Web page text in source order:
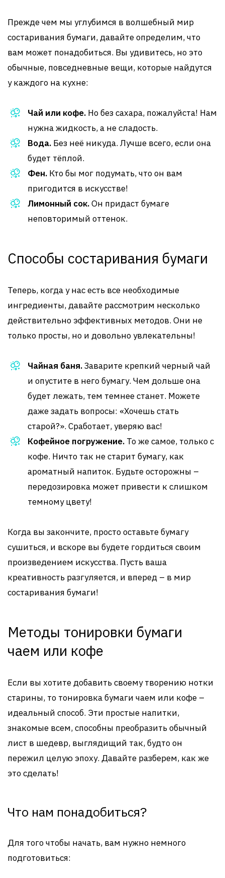
Прежде чем мы углубимся в волшебный мир
состаривания бумаги, давайте определим, что
вам может понадобиться. Вы удивитесь, но это
обычные, повседневные вещи, которые найдутся
у каждого на кухне:
Чай или кофе. Но без сахара, пожалуйста! Нам
нужна жидкость, а не сладость.
Вода. Без неё никуда. Лучше всего, если она
будет тёплой.
Фен. Кто бы мог подумать, что он вам
пригодится в искусстве!
Лимонный сок.Он придаст бумаге
неповторимый оттенок.
Способы состаривания бумаги
Теперь, когда у нас есть все необходимые
ингредиенты, давайте рассмотрим несколько
действительно эффективных методов. Они не
только просты, но и довольно увлекательны!
Чайная баня.Заварите крепкий черный чай
и опустите в него бумагу. Чем дольше она
будет лежать, тем темнее станет. Можете
даже задать вопросы: «Хочешь стать
старой?». Сработает, уверяю вас!
Кофейное погружение. То же самое, только с
кофе. Ничто так не старит бумагу, как
ароматный напиток. Будьте осторожны –
передозировка может привести к слишком
темному цвету!
Когда вы закончите, просто оставьте бумагу
сушиться, и вскоре вы будете гордиться своим
произведением искусства. Пусть ваша
креативность разгуляется, и вперед – в мир
состаривания бумаги!
Методы тонировки бумаги
чаем или кофе
Если вы хотите добавить своему творению нотки
старины, то тонировка бумаги чаем или кофе –
идеальный способ. Эти простые напитки,
знакомые всем, способны преобразить обычный
лист в шедевр, выглядищий так, будто он
пережил целую эпоху. Давайте разберем, как же
это сделать!
Что нам понадобиться?
Для того чтобы начать, вам нужно немного
подготовиться: